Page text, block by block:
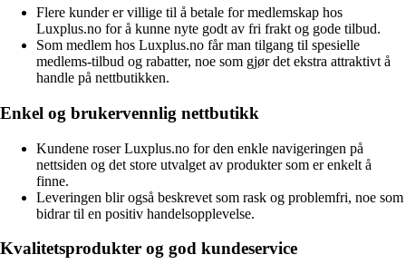
Flere kunder er villige til å betale for medlemskap hos
Luxplus.no for å kunne nyte godt av fri frakt og gode tilbud.
Som medlem hos Luxplus.no får man tilgang til spesielle
medlems-tilbud og rabatter, noe som gjør det ekstra attraktivt å
handle på nettbutikken.
Enkel og brukervennlig nettbutikk
Kundene roser Luxplus.no for den enkle navigeringen på
nettsiden og det store utvalget av produkter som er enkelt å
finne.
Leveringen blir også beskrevet som rask og problemfri, noe som
bidrar til en positiv handelsopplevelse.
Kvalitetsprodukter og god kundeservice